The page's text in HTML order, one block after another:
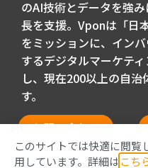
のAI技術とデータを強
長を支援。Vponは「日
をミッションに、イン
するデジタルマーケテ
し、現在200以上の自
す。
お問い合わせ
このサイトでは快適に閲
用しています。詳細は こち